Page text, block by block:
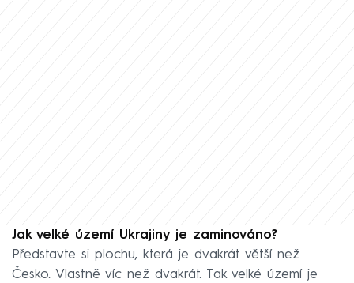
Jak velké území Ukrajiny je zaminováno?
Představte si plochu, která je dvakrát větší než
Česko. Vlastně víc než dvakrát. Tak velké území je